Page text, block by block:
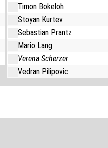
Timon Bokeloh
Stoyan Kurtev
Sebastian Prantz
Mario Lang
Verena Scherzer
Vedran Pilipovic